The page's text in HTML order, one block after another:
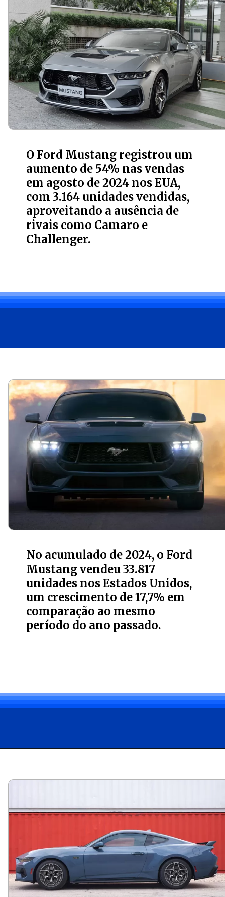
O Ford Mustang registrou um
aumento de 54% nas vendas
em agosto de 2024 nos EUA,
com 3.164 unidades vendidas,
aproveitando a ausência de
rivais como Camaro e
Challenger.
No acumulado de 2024, o Ford
Mustang vendeu 33.817
unidades nos Estados Unidos,
um crescimento de 17,7% em
comparação ao mesmo
período do ano passado.